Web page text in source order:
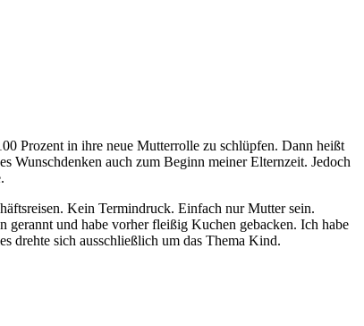
Prozent in ihre neue Mutterrolle zu schlüpfen. Dann heißt
auch zum Beginn meiner Elternzeit. Jedoch
Kein Termindruck. Einfach nur Mutter sein.
und habe vorher fleißig Kuchen gebacken. Ich habe
drehte sich ausschließlich um das Thema Kind.